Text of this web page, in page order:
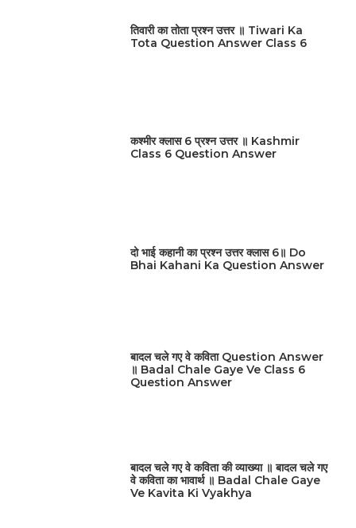
तिवारी का तोता प्रश्न उत्तर ॥ Tiwari Ka
Tota Question Answer Class 6
कश्मीर क्लास 6 प्रश्न उत्तर ॥ Kashmir
Class 6 Question Answer
दो भाई कहानी का प्रश्न उत्तर क्लास 6॥ Do
Bhai Kahani Ka Question Answer
बादल चले गए वे कविता Question Answer
॥ Badal Chale Gaye Ve Class 6
Question Answer
बादल चले गए वे कविता की व्याख्या ॥ बादल चले गए
वे कविता का भावार्थ ॥ Badal Chale Gaye
Ve Kavita Ki Vyakhya